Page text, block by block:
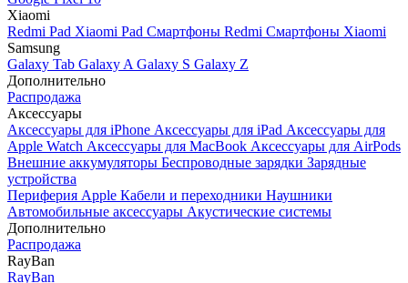
Xiaomi
Redmi Pad Xiaomi Pad Смартфоны Redmi Смартфоны Xiaomi
Samsung
Galaxy Tab Galaxy A Galaxy S Galaxy Z
Дополнительно
Распродажа
Аксессуары
Аксессуары для iPhone Аксессуары для iPad Аксессуары для
Apple Watch Аксессуары для MacBook Аксессуары для AirPods
Внешние аккумуляторы Беспроводные зарядки Зарядные
устройства
Периферия Apple Кабели и переходники Наушники
Автомобильные аксессуары Акустические системы
Дополнительно
Распродажа
RayBan
RayBan